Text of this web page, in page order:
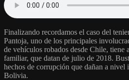
Finalizando recordamos el caso del
Pantoja, uno de los principales
de vehículos robados desde Chile, tiene
familiar, que datan de julio de 2018.
hechos de corrupción que dañan a nivel
Bolivia.